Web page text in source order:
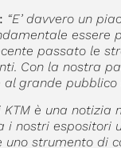
“E’ davvero un
essere
passato le
Con la nostra
grande pubblico
KTM è una
nostri espositori
uno strumento di